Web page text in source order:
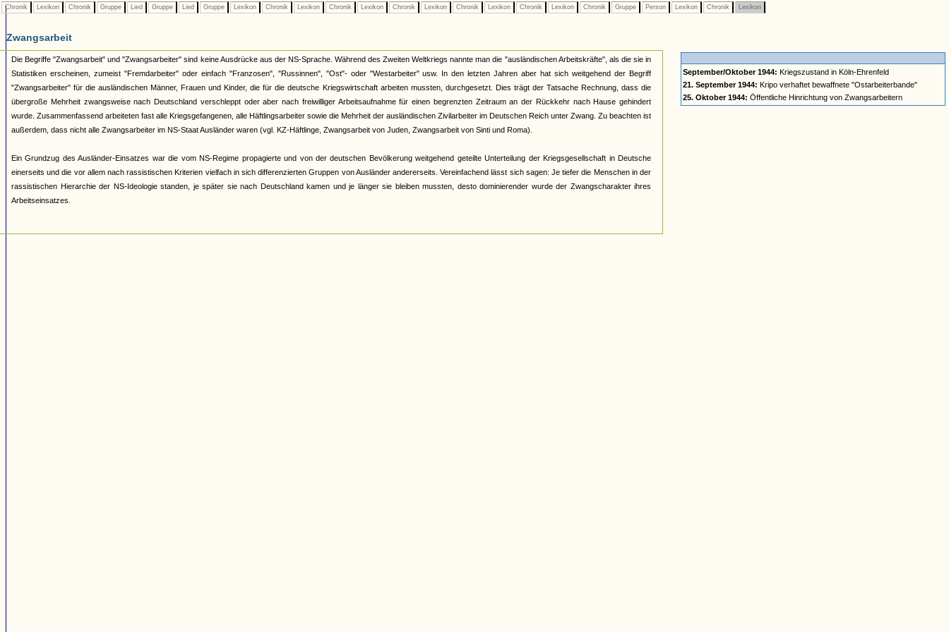
Chronik Lexikon Chronik Gruppe Lied Gruppe Lied Gruppe Lexikon Chronik Lexikon Chronik Lexikon Chronik Lexikon Chronik Lexikon Chronik Lexikon Chronik Gruppe Person Lexikon Chronik Lexikon
Zwangsarbeit
Die Begriffe "Zwangsarbeit" und "Zwangsarbeiter" sind keine Ausdrücke aus der NS-Sprache. Während des Zweiten Weltkriegs nannte man die "ausländischen Arbeitskräfte", als die sie in
Statistiken erscheinen, zumeist "Fremdarbeiter" oder einfach "Franzosen", "Russinnen", "Ost"- oder "Westarbeiter" usw. In den letzten Jahren aber hat sich weitgehend der Begriff
"Zwangsarbeiter" für die ausländischen Männer, Frauen und Kinder, die für die deutsche Kriegswirtschaft arbeiten mussten, durchgesetzt. Dies trägt der Tatsache Rechnung, dass die
übergroße Mehrheit zwangsweise nach Deutschland verschleppt oder aber nach freiwilliger Arbeitsaufnahme für einen begrenzten Zeitraum an der Rückkehr nach Hause gehindert
wurde. Zusammenfassend arbeiteten fast alle Kriegsgefangenen, alle Häftlingsarbeiter sowie die Mehrheit der ausländischen Zivilarbeiter im Deutschen Reich unter Zwang. Zu beachten ist
außerdem, dass nicht alle Zwangsarbeiter im NS-Staat Ausländer waren (vgl. KZ-Häftlinge, Zwangsarbeit von Juden, Zwangsarbeit von Sinti und Roma).
Ein Grundzug des Ausländer-Einsatzes war die vom NS-Regime propagierte und von der deutschen Bevölkerung weitgehend geteilte Unterteilung der Kriegsgesellschaft in Deutsche
einerseits und die vor allem nach rassistischen Kriterien vielfach in sich differenzierten Gruppen von Ausländer andererseits. Vereinfachend lässt sich sagen: Je tiefer die Menschen in der
rassistischen Hierarchie der NS-Ideologie standen, je später sie nach Deutschland kamen und je länger sie bleiben mussten, desto dominierender wurde der Zwangscharakter ihres
Arbeitseinsatzes.
September/Oktober 1944: Kriegszustand in Köln-Ehrenfeld
21. September 1944: Kripo verhaftet bewaffnete "Ostarbeiterbande"
25. Oktober 1944: Öffentliche Hinrichtung von Zwangsarbeitern